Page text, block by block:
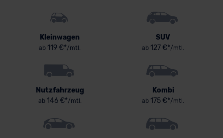
Kleinwagen
ab 119 €*/mtl.
SUV
ab 127 €*/mtl.
Nutzfahrzeug
ab146 €*/mtl.
Kombi
ab 175 €*/mtl.